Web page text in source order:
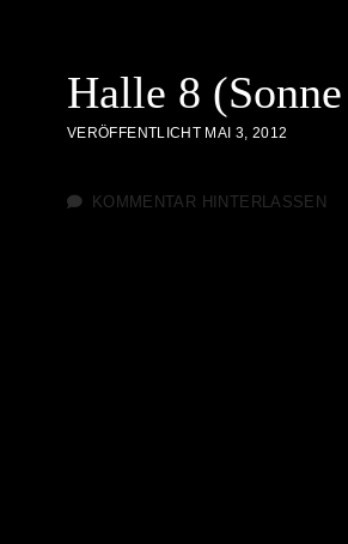
Halle 8
VERÖFFENTLICHT MAI 3, 2012
KOMMENTAR HINTERLASSEN